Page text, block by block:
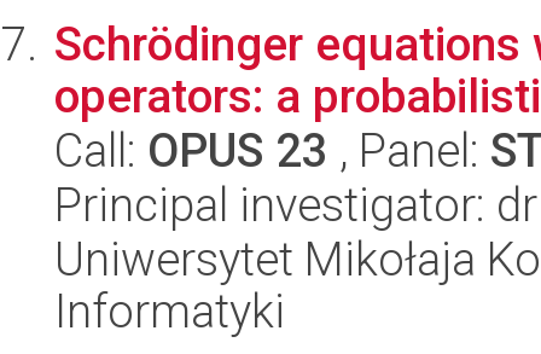
Schrödinger
operators: a
Call: OPUS 23 , Panel:
Principal investigator:
Uniwersytet Mikołaja
Informatyki